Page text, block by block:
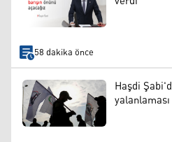
58 dakika önce
Haşdi
yalanlaması